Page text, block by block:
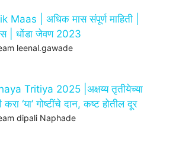
Maas | अधिक मास संपूर्ण माहिती |
| धोंडा जेवण 2023
leenal.gawade
Tritiya 2025 |अक्षय्य तृतीयेच्या
करा ‘या’ गोष्टींचे दान, कष्ट होतील दूर
dipali Naphade